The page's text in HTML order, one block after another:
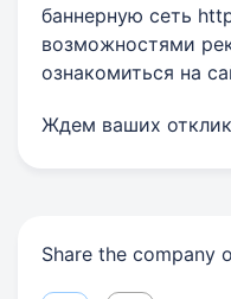
баннерную сеть
возможностями
ознакомиться на
Ждем ваших
Share the company